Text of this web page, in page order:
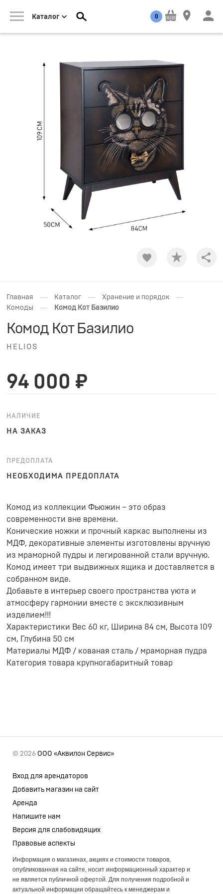
Каталог 0
Главная — Каталог — Хранение и порядок —
Комоды — Комод Кот Базилио
Комод Кот Базилио
HELIOS
94 000 ₽
НАЛИЧИЕ
НА ЗАКАЗ
ПРЕДОПЛАТА
НЕОБХОДИМА ПРЕДОПЛАТА
Комод из коллекции Фьюжин – это образ
современности вне времени.
Конические ножки и прочный каркас выполнены из
МДФ, декоративные элементы изготовлены вручную
из мраморной пудры и легированной стали вручную.
Комод имеет три выдвижных ящика и доставляется в
собранном виде.
Добавьте в интерьер своего пространства уюта и
атмосферу гармонии вместе с эксклюзивным
изделием!!!
Характеристики Вес 60 кг, Ширина 84 см, Высота 109
см, Глубина 50 см
Материалы МДФ / кованая сталь / мраморная пудра
Категория товара крупногабаритный товар
© 2026 ООО «Аквилон Сервис»
Вход для арендаторов
Добавить магазин на сайт
Аренда
Напишите нам
Версия для слабовидящих
Правовые аспекты
Информация о магазинах, акциях и стоимости товаров,
опубликованная на сайте, носит информационный характер и
не является публичной офертой. Для получения подробной и
актуальной информации обращайтесь к менеджерам и